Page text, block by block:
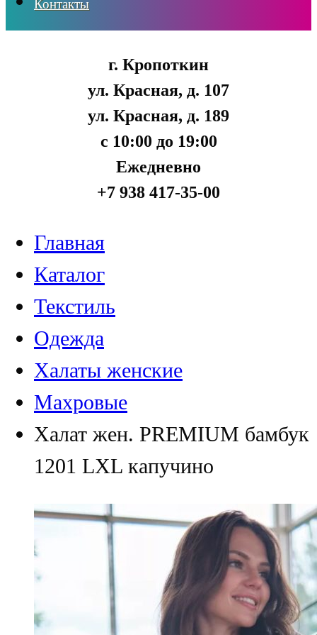
Контакты
г. Кропоткин
ул. Красная, д. 107
ул. Красная, д. 189
с 10:00 до 19:00
Ежедневно
+7 938 417-35-00
Главная
Каталог
Текстиль
Одежда
Халаты женские
Махровые
Халат жен. PREMIUM бамбук
1201 LXL капучино